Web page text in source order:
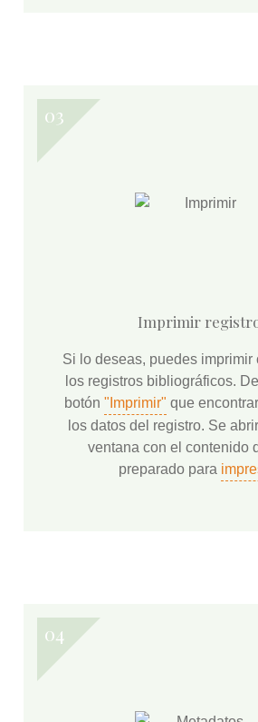
Imprimir
Si lo deseas, puedes imprimir
los registros bibliográficos.
botón "Imprimir" que
los datos del registro. Se
ventana con el contenido
preparado para